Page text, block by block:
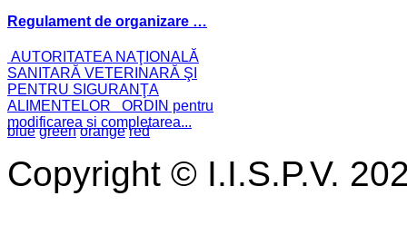
Regulament de organizare …
AUTORITATEA NAŢIONALĂ
SANITARĂ VETERINARĂ ŞI
PENTRU SIGURANŢA
ALIMENTELOR ORDIN pentru
modificarea și completarea...
blue green orange red
Copyright © I.I.S.P.V.